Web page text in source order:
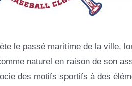
le passé maritime de la ville,
naturel en raison de son
des motifs sportifs à des